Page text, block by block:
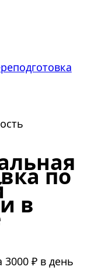
по
в
3000 ₽ в день